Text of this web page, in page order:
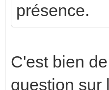
présence.
C'est bien
question sur